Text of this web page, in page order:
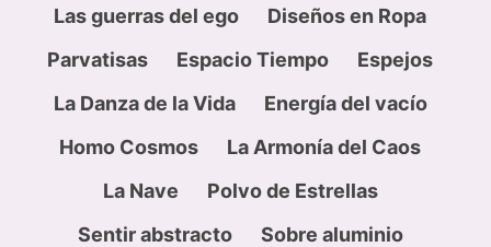
Las guerras del ego
Diseños en Ropa
Parvatisas
Espacio Tiempo
Espejos
La Danza de la Vida
Energía del vacío
Homo Cosmos
La Armonía del Caos
La Nave
Polvo de Estrellas
Sentir abstracto
Sobre aluminio